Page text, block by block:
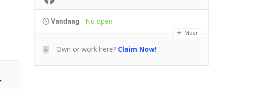
Vandaag Nu open
Meer
Own or work here? Claim Now!